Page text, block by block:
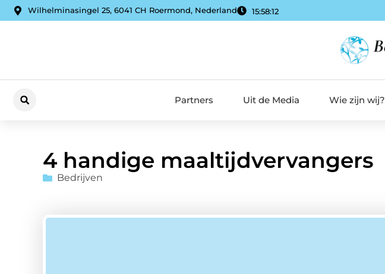
Wilhelminasingel 25, 6041 CH Roermond, Nederland 15:58:13
Partners Uit de Media Wie zijn wij?
4 handige maaltijdvervangers
Bedrijven